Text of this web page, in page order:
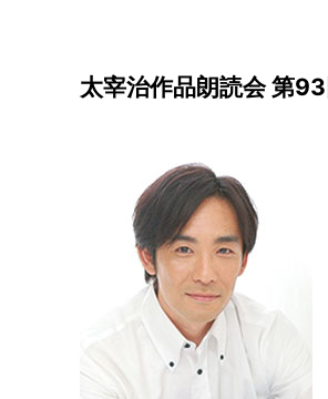
太宰治作品朗読会 第93